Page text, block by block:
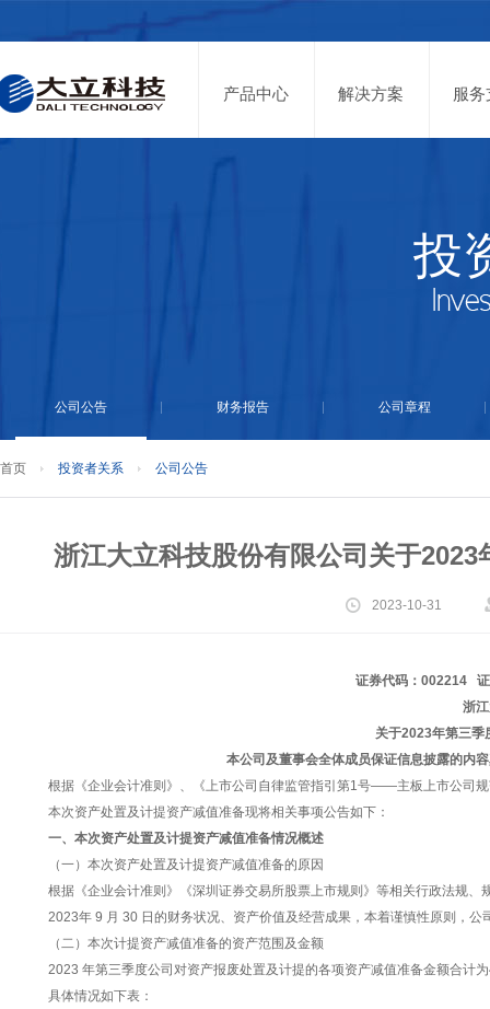
产品中心 解决方案 服
投
公司公告 财务报告 公司章程
实时盘面
首页 投资者关系 公司公告
浙江大立科技股份有限公司关于
2023-10-31
证券代码：002214
浙
关于2023年第三季
本公司及董事会全体成员保证信息披露的内
根据《企业会计准则》、《上市公司自律监管指引第1号——主板上市公司
本次资产处置及计提资产减值准备现将相关事项公告如下：
一、本次资产处置及计提资产减值准备情况概述
（一）本次资产处置及计提资产减值准备的原因
根据《企业会计准则》《深圳证券交易所股票上市规则》等相关行政法规
2023年 9 月 30 日的财务状况、资产价值及经营成果，本着谨慎性原则，
（二）本次计提资产减值准备的资产范围及金额
2023 年第三季度公司对资产报废处置及计提的各项资产减值准备金额合计
具体情况如下表：